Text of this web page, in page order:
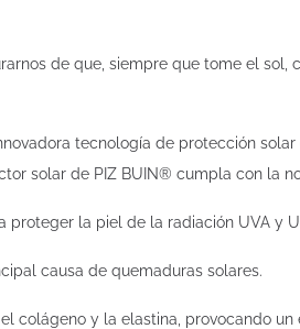
de que, siempre que tome el
tecnología de protección
solar de PIZ BUIN® cumpla con la
proteger la piel de la radiación UVA y
causa de quemaduras solares.
colágeno y la elastina, provocando